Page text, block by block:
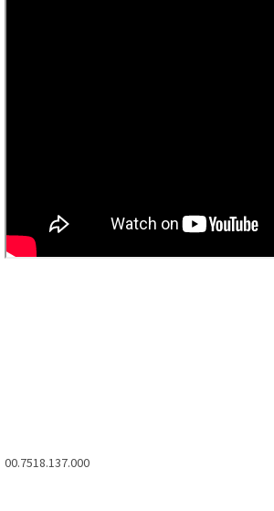
00.7518.137.000